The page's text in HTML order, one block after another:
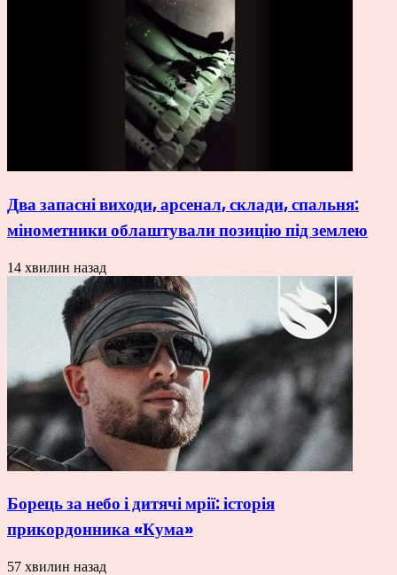
Два запасні виходи, арсенал, склади, спальня:
мінометники облаштували позицію під землею
14 хвилин назад
Борець за небо і дитячі мрії: історія
прикордонника «Кума»
57 хвилин назад